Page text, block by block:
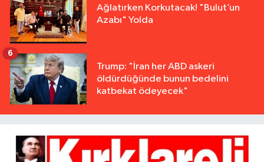
Ağlatırken Korkutacak! "Bulut’un
Azabı" Yolda
Trump: "İran her ABD askeri
öldürdüğünde bunun bedelini
katbekat ödeyecek"
6